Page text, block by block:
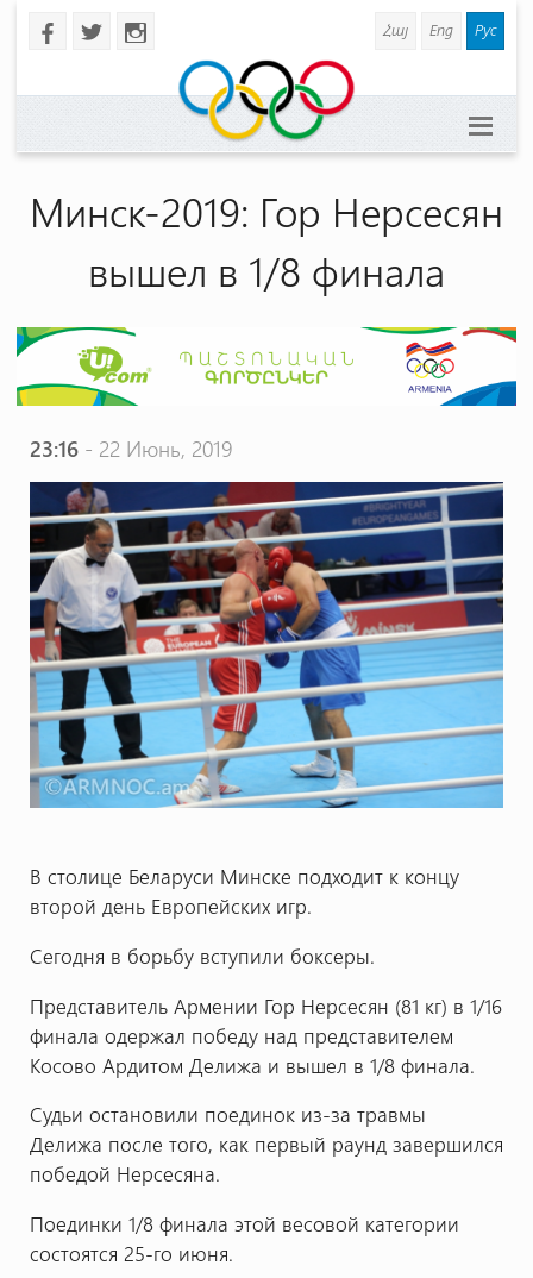
b a x Հայ Eng Рус
Минск-2019: Гор Нерсесян
вышел в 1/8 финала
23:16- 22 Июнь, 2019
В столице Беларуси Минске подходит к концу
второй день Европейских игр.
Сегодня в борьбу вступили боксеры.
Представитель Армении Гор Нерсесян (81 кг) в 1/16
финала одержал победу над представителем
Косово Ардитом Делижа и вышел в 1/8 финала.
Судьи остановили поединок из-за травмы
Делижа после того, как первый раунд завершился
победой Нерсесяна.
Поединки 1/8 финала этой весовой категории
состоятся 25-го июня.